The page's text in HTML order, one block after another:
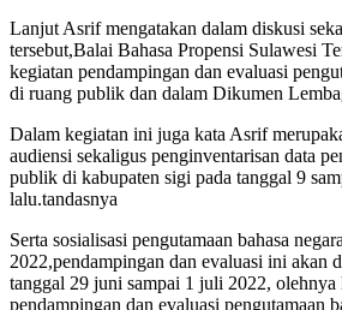
Lanjut Asrif mengatakan dalam diskusi
tersebut,Balai Bahasa Propensi Sulawesi
kegiatan pendampingan dan evaluasi
di ruang publik dan dalam Dikumen
Dalam kegiatan ini juga kata Asrif
audiensi sekaligus penginventarisan data
publik di kabupaten sigi pada tanggal 9
lalu.tandasnya
Serta sosialisasi pengutamaan bahasa
2022,pendampingan dan evaluasi ini akan
tanggal 29 juni sampai 1 juli 2022, olehnya
pendampingan dan evaluasi pengutamaan